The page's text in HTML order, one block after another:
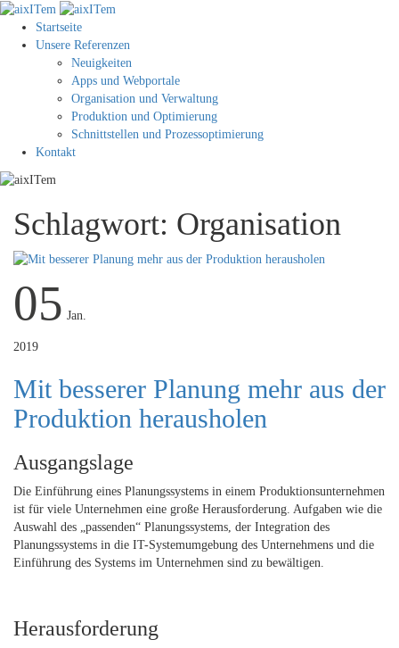
Startseite
Unsere Referenzen
Neuigkeiten
Apps und Webportale
Organisation und Verwaltung
Produktion und Optimierung
Schnittstellen und Prozessoptimierung
Kontakt
Schlagwort: Organisation
05 Jan.
2019
Mit besserer Planung mehr aus der
Produktion herausholen
Ausgangslage
Die Einführung eines Planungssystems in einem Produktionsunternehmen
ist für viele Unternehmen eine große Herausforderung. Aufgaben wie die
Auswahl des „passenden“ Planungssystems, der Integration des
Planungssystems in die IT-Systemumgebung des Unternehmens und die
Einführung des Systems im Unternehmen sind zu bewältigen.
Herausforderung